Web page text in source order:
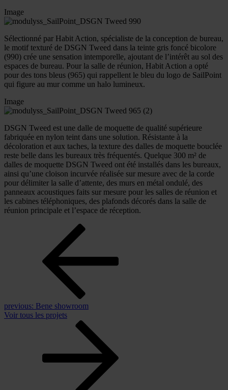
Image
Sélectionné par Habit Action, spécialiste de la conception de bureau,
le motif texturé de DSGN Tweed dans la teinte gris foncé bicolore
(990) crée une sensation intemporelle, ajoutant de l’intérêt au sol des
espaces de bureau. Pour la salle de réunion, Habit Action a opté
pour des tons bleus (965) qui rappellent le bleu du logo de SailPoint
qui figure au mur comme un halo lumineux.
Image
DSGN Tweed est une dalle de moquette de qualité supérieure
fabriquée en nylon teint dans une solution. Résistante à la
décoloration et aux taches, la texture des dalles de moquette bouclée
reste belle dans les bureaux très fréquentés. Quelque 300 m² de
dalles de moquette DSGN Tweed ont été installés dans les bureaux,
ainsi qu’une cloison incurvée réalisée sur mesure avec de la corde
pour délimiter la salle d’attente, des murs en métal ondulé, des
panneaux acoustiques faits sur mesure pour les salles de réunion et
les cabines téléphoniques, des plafonds décorés dans la salle de
réunion principale et l’espace de réception.
previous: Bene showroom
Voir tous les projets